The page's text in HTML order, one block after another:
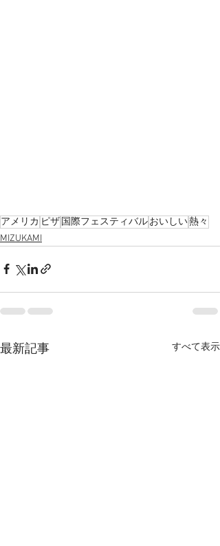
アメリカ ピザ 国際フェスティバルおいしい熱々
MIZUKAMI
最新記事 すべて表示